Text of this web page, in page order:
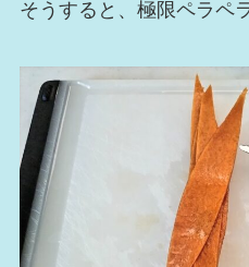
そうすると、極限ペラペ